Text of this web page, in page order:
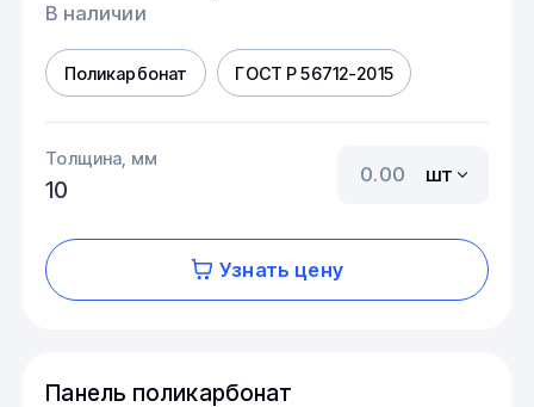
В наличии
Поликарбонат ГОСТ Р 56712-2015
Толщина, мм
10
шт
Узнать цену
Панель поликарбонат